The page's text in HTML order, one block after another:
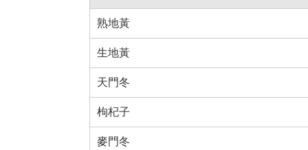
熟地黃
生地黃
天門冬
枸杞子
麥門冬